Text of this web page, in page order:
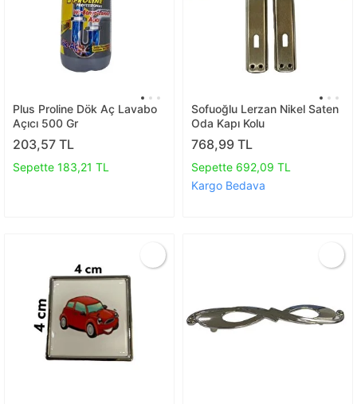
Plus Proline Dök Aç Lavabo
Açıcı 500 Gr
203,57 TL
Sepette 183,21 TL
Sofuoğlu Lerzan Nikel Saten
Oda Kapı Kolu
768,99 TL
Sepette 692,09 TL
Kargo Bedava